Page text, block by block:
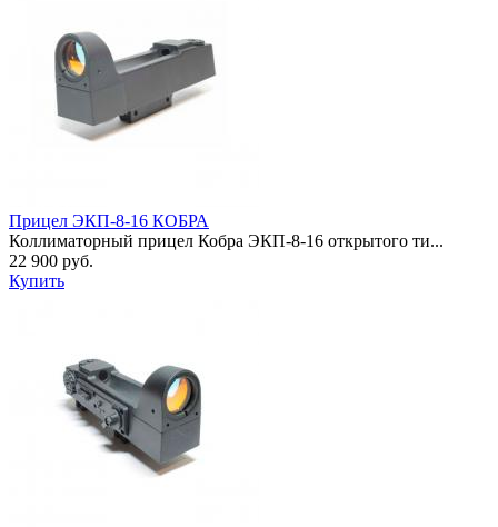
Прицел ЭКП-8-16 КОБРА
Коллиматорный прицел Кобра ЭКП-8-16 открытого ти...
22 900 руб.
Купить